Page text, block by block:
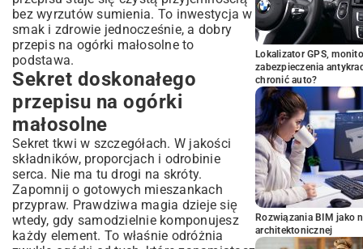
bez wyrzutów sumienia. To inwestycja w
smak i zdrowie jednocześnie, a dobry
przepis na ogórki małosolne to
podstawa.
Sekret doskonałego
przepisu na ogórki
małosolne
Sekret tkwi w szczegółach. W jakości
składników, proporcjach i odrobinie
serca. Nie ma tu drogi na skróty.
Zapomnij o gotowych mieszankach
przypraw. Prawdziwa magia dzieje się
wtedy, gdy samodzielnie komponujesz
każdy element. To właśnie odróżnia
Lokalizator GPS,
zabezpieczenia
chronić auto?
Rozwiązania BIM jako
architektonicznej